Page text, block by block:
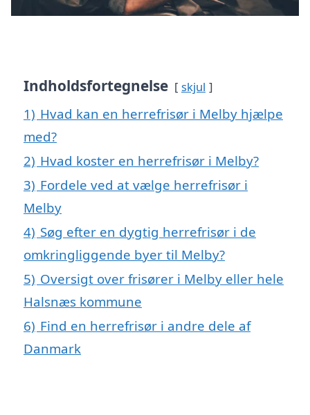
Indholdsfortegnelse skjul
1) Hvad kan en herrefrisør i Melby hjælpe
med?
2) Hvad koster en herrefrisør i Melby?
3) Fordele ved at vælge herrefrisør i
Melby
4) Søg efter en dygtig herrefrisør i de
omkringliggende byer til Melby?
5) Oversigt over frisører i Melby eller hele
Halsnæs kommune
6) Find en herrefrisør i andre dele af
Danmark